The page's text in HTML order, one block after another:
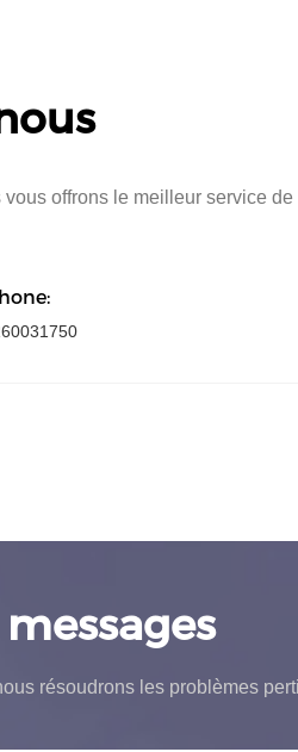
offrons le meilleur service
résoudrons les problèmes